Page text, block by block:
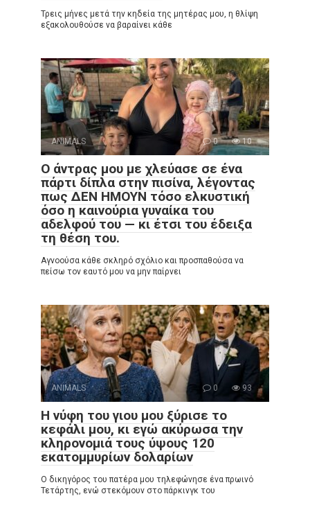
Τρεις μήνες μετά την κηδεία της μητέρας μου, η θλίψη
εξακολουθούσε να βαραίνει κάθε
ANIMALS 0 10
Ο άντρας μου με χλεύασε σε ένα
πάρτι δίπλα στην πισίνα, λέγοντας
πως ΔΕΝ ΗΜΟΥΝ τόσο ελκυστική
όσο η καινούρια γυναίκα του
αδελφού του — κι έτσι του έδειξα
τη θέση του.
Αγνοούσα κάθε σκληρό σχόλιο και προσπαθούσα να
πείσω τον εαυτό μου να μην παίρνει
ANIMALS 0 93
Η νύφη του γιου μου ξύρισε το
κεφάλι μου, κι εγώ ακύρωσα την
κληρονομιά τους ύψους 120
εκατομμυρίων δολαρίων
Ο δικηγόρος του πατέρα μου τηλεφώνησε ένα πρωινό
Τετάρτης, ενώ στεκόμουν στο πάρκινγκ του